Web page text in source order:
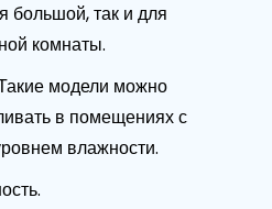
большой, так и для
комнаты.
модели можно
в помещениях с
влажности.